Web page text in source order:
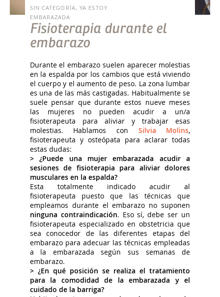
SIN CATEGORÍA, YA ESTOY
EMBARAZADA
Fisioterapia durante el
embarazo
Durante el embarazo suelen aparecer molestias
en la espalda por los cambios que está viviendo
el cuerpo y el aumento de peso. La zona lumbar
es una de las más castigadas. Habitualmente se
suele pensar que durante estos nueve meses
las mujeres no pueden acudir a un/a
fisioterapeuta para aliviar y trabajar esas
molestias. Hablamos con Silvia Molins,
fisioterapeuta y osteópata para aclarar todas
estas dudas:
> ¿Puede una mujer embarazada acudir a
sesiones de fisioterapia para aliviar dolores
musculares en la espalda?
Esta totalmente indicado acudir al
fisioterapeuta puesto que las técnicas que
empleamos durante el embarazo no suponen
ninguna contraindicación. Eso sí, debe ser un
fisioterapeuta especializado en obstetricia que
sea conocedor de las diferentes etapas del
embarazo para adecuar las técnicas empleadas
a la embarazada según sus semanas de
embarazo.
> ¿En qué posición se realiza el tratamiento
para la comodidad de la embarazada y el
cuidado de la barriga?